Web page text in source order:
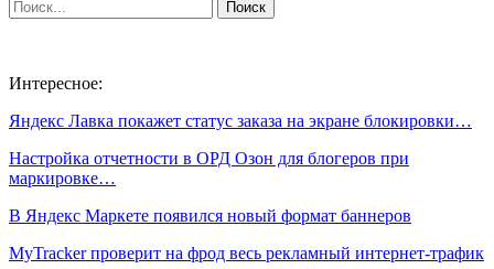
Интересное:
Яндекс Лавка покажет статус заказа на экране блокировки…
Настройка отчетности в ОРД Озон для блогеров при
маркировке…
В Яндекс Маркете появился новый формат баннеров
MyTracker проверит на фрод весь рекламный интернет-трафик